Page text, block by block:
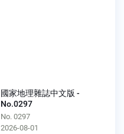
國家地理雜誌中文版 -
No.0297
No. 0297
2026-08-01